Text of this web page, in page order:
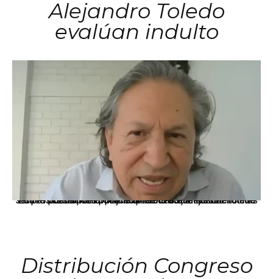
Alejandro Toledo
evalúan indulto
La presidenta Keiko Fujimori informó que la solicitud de indulto presentada por el expresidente Alejandro Toledo será evaluada por la Comisión de Gracias Presidenciales conforme al procedimiento establecido.
Distribución Congreso